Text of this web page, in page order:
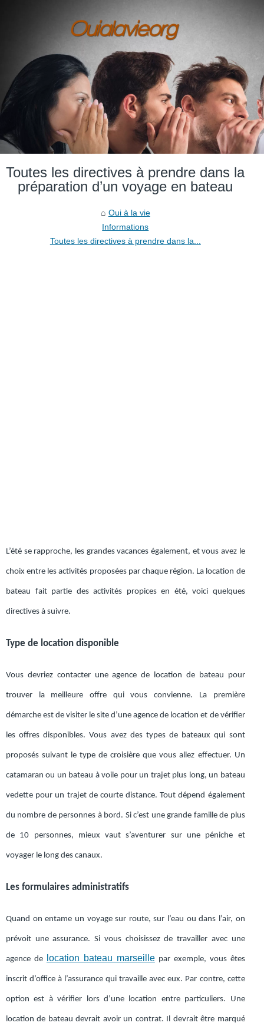
Toutes les directives à prendre dans la
préparation d’un voyage en bateau
Oui à la vie
Informations
Toutes les directives à prendre dans la...
L’été se rapproche, les grandes vacances également, et vous avez le
choix entre les activités proposées par chaque région. La location de
bateau fait partie des activités propices en été, voici quelques
directives à suivre.
Type de location disponible
Vous devriez contacter une agence de location de bateau pour
trouver la meilleure offre qui vous convienne. La première
démarche est de visiter le site d’une agence de location et de vérifier
les offres disponibles. Vous avez des types de bateaux qui sont
proposés suivant le type de croisière que vous allez effectuer. Un
catamaran ou un bateau à voile pour un trajet plus long, un bateau
vedette pour un trajet de courte distance. Tout dépend également
du nombre de personnes à bord. Si c’est une grande famille de plus
de 10 personnes, mieux vaut s’aventurer sur une péniche et
voyager le long des canaux.
Les formulaires administratifs
Quand on entame un voyage sur route, sur l’eau ou dans l’air, on
prévoit une assurance. Si vous choisissez de travailler avec une
agence de location bateau marseillepar exemple, vous êtes
inscrit d’office à l’assurance qui travaille avec eux. Par contre, cette
option est à vérifier lors d’une location entre particuliers. Une
location de bateau devrait avoir un contrat. Il devrait être marqué